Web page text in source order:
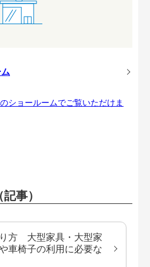
ショールームでご覧いただけま
事）
方 大型家具・大型家
車椅子の利用に必要な